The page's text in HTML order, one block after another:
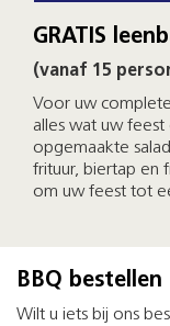
GRATIS
(vanaf 15
Voor uw
alles wat uw
opgemaakte
frituur, biertap en
om uw feest tot
BBQ bestellen
Wilt u iets bij ons